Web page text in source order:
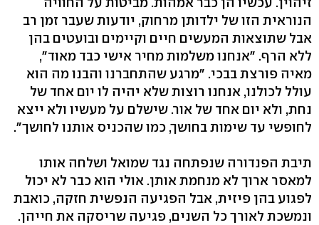
הנוראית הזו של ילדותן מרחוק, יודעות שעבר זמן רב
אבל שתוצאות המעשים חיים וקיימים ובועטים בהן
ללא הרף. "אנחנו משלמות מחיר אישי כבד מאוד",
מאיה פורצת בבכי. "מרגע שהתחברנו והבנו מה הוא
עולל לכולנו, אנחנו רוצות שלא יהיה לו יום אחד של
נחת, ולא יום אחד של אור. שישלם על מעשיו ולא ייצא
לחופשי עד שימות בחושך, כמו שהכניס אותנו לחושך".
תיבת הפנדורה שנפתחה נגד שמואל ושלחה אותו
למאסר ארוך לא מנחמת אותן. אולי הוא כבר לא יכול
לפגוע בהן פיזית, אבל הפגיעה הנפשית חזקה, כואבת
ונמשכת לאורך כל השנים, פגיעה שריסקה את חייהן.